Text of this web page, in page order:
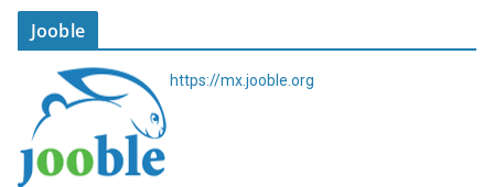
Jooble
https://mx.jooble.org